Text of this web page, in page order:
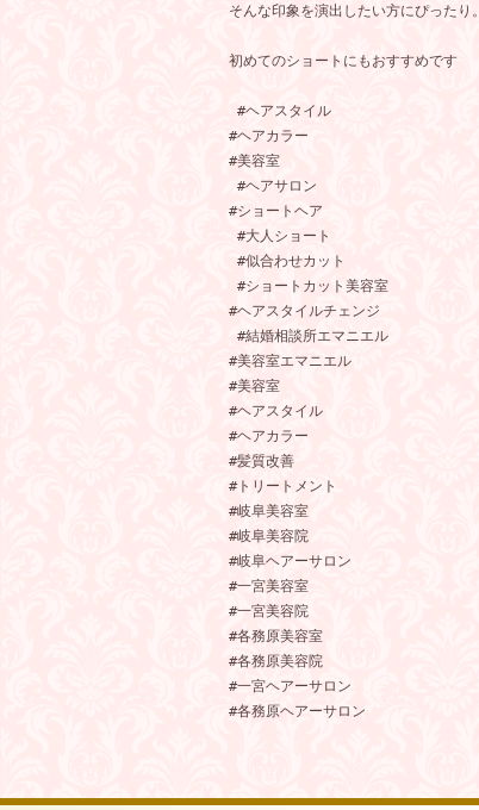
そんな印象を演出したい方にぴったり。
初めてのショートにもおすすめです
#ヘアスタイル
#ヘアカラー
#美容室
#ヘアサロン
#ショートヘア
#大人ショート
#似合わせカット
#ショートカット美容室
#ヘアスタイルチェンジ
#結婚相談所エマニエル
#美容室エマニエル
#美容室
#ヘアスタイル
#ヘアカラー
#髪質改善
#トリートメント
#岐阜美容室
#岐阜美容院
#岐阜ヘアーサロン
#一宮美容室
#一宮美容院
#各務原美容室
#各務原美容院
#一宮ヘアーサロン
#各務原ヘアーサロン